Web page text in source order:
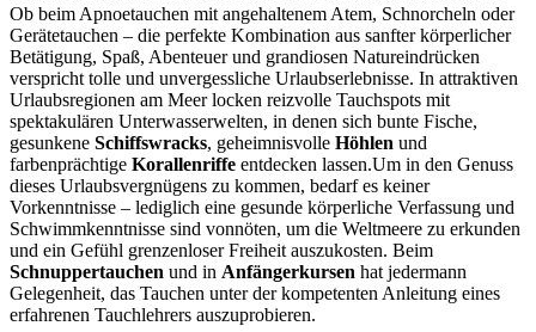
Ob beim Apnoetauchen mit angehaltenem Atem, Schnorcheln oder
Gerätetauchen – die perfekte Kombination aus sanfter körperlicher
Betätigung, Spaß, Abenteuer und grandiosen Natureindrücken
verspricht tolle und unvergessliche Urlaubserlebnisse. In attraktiven
Urlaubsregionen am Meer locken reizvolle Tauchspots mit
spektakulären Unterwasserwelten, in denen sich bunte Fische,
gesunkene Schiffswracks, geheimnisvolle Höhlen und
farbenprächtige Korallenriffe entdecken lassen.Um in den Genuss
dieses Urlaubsvergnügens zu kommen, bedarf es keiner
Vorkenntnisse – lediglich eine gesunde körperliche Verfassung und
Schwimmkenntnisse sind vonnöten, um die Weltmeere zu erkunden
und ein Gefühl grenzenloser Freiheit auszukosten. Beim
Schnuppertauchen und in Anfängerkursen hat jedermann
Gelegenheit, das Tauchen unter der kompetenten Anleitung eines
erfahrenen Tauchlehrers auszuprobieren.